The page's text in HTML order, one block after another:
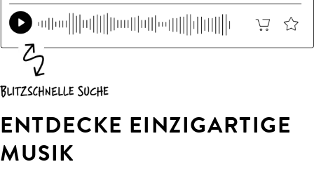
ENTDECKE EINZIGARTIGE
MUSIK